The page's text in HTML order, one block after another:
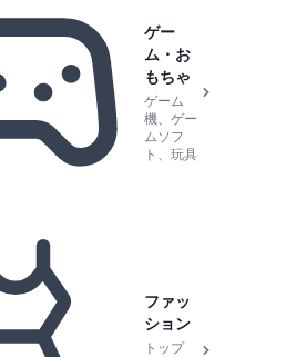
ゲー
ム・お
もちゃ
ゲーム
機、ゲー
ムソフ
ト、玩具
ファッ
ション
トップ